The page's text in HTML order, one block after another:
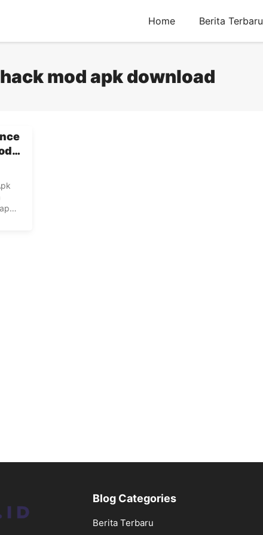
Home Berita Terbaru
mod apk download
Blog Categories
Berita Terbaru